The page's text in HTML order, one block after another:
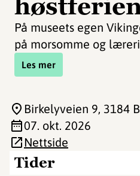
På museets egen
på morsomme og
Les mer
Tider
Birkelyveien 9, 3184
07. okt. 2026
Nettside